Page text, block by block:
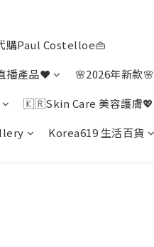
購Paul Costelloe👜
播產品❤️
🌸2026年新款🌸
🇰🇷Skin Care 美容護膚💖
Korea619 生活百貨